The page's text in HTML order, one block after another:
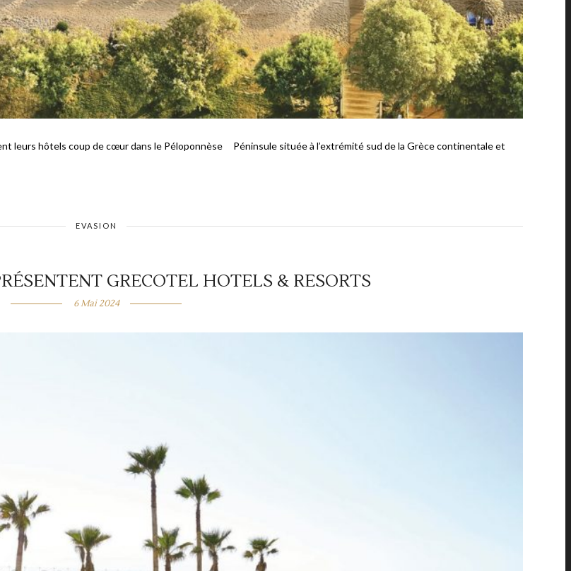
leurs hôtels coup de cœur dans le Péloponnèse Péninsule située à l’extrémité sud de la Grèce continentale et
EVASION
GRECOTEL HOTELS & RESORTS
6 Mai 2024